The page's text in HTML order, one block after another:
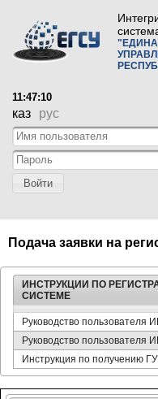
11:47:10
каз рус
Войти
Подача заявки на
ИНСТРУКЦИИ ПО
СИСТЕМЕ
Руководство
Руководство
Инструкция по получению